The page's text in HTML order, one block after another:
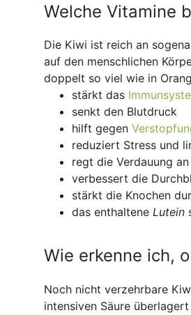
Welche Vitamine
Die Kiwi ist reich an
auf den menschlichen
doppelt so viel wie in
stärkt das
senkt den Blutdruck
hilft gegen
reduziert Stress und
regt die Verdauung an
verbessert die
stärkt die Knochen
das enthaltene Lutein
Wie erkenne ich,
Noch nicht verzehrbare
intensiven Säure